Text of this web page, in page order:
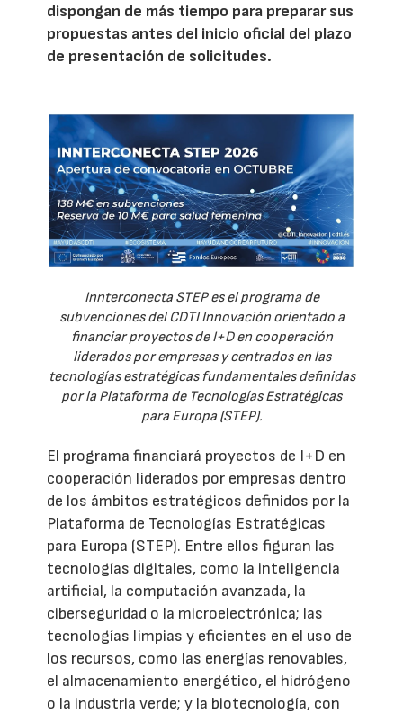
dispongan de más tiempo para preparar sus
propuestas antes del inicio oficial del plazo
de presentación de solicitudes.
Innterconecta STEP es el programa de
subvenciones del CDTI Innovación orientado a
financiar proyectos de I+D en cooperación
liderados por empresas y centrados en las
tecnologías estratégicas fundamentales definidas
por la Plataforma de Tecnologías Estratégicas
para Europa (STEP).
El programa financiará proyectos de I+D en
cooperación liderados por empresas dentro
de los ámbitos estratégicos definidos por la
Plataforma de Tecnologías Estratégicas
para Europa (STEP). Entre ellos figuran las
tecnologías digitales, como la inteligencia
artificial, la computación avanzada, la
ciberseguridad o la microelectrónica; las
tecnologías limpias y eficientes en el uso de
los recursos, como las energías renovables,
el almacenamiento energético, el hidrógeno
o la industria verde; y la biotecnología, con